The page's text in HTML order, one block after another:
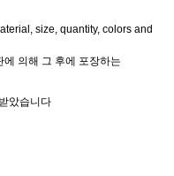
size, quantity, colors and
의해 그 후에 포장하는
았습니다